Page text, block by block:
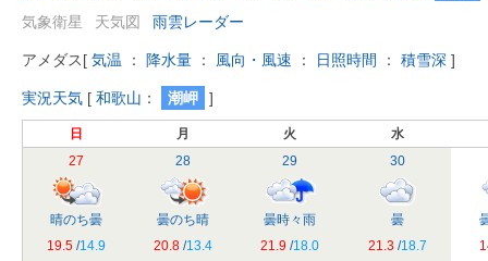
気象衛星
天気図 雨雲レーダー
アメダス[ 気温 ： 降水量 ： 風向・風速 ： 日照時間 ： 積雪深 ]
実況天気 [ 和歌山 ： 潮岬 ]
日 月 火
水
27
晴のち曇
19.5 /14.9
28
曇のち晴
20.8 /13.4
29
曇時々雨
21.9 /18.0
30
曇
21.3 /18.7